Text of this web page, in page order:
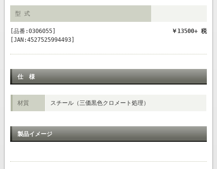
型 式
[品番:0306055]
￥13500+ 税
[JAN:4527525994493]
仕 様
材質 スチール（三価黒色クロメート処理）
製品イメージ